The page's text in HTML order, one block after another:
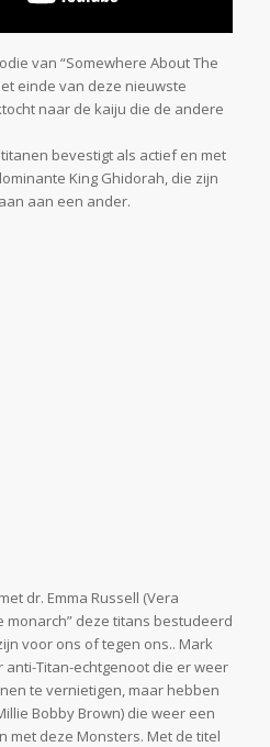
van “Somewhere About The
einde van deze nieuwste
naar de kaiju die de andere
bevestigt als actief en met
King Ghidorah, die zijn
aan een ander.
dr. Emma Russell (Vera
monarch” deze titans bestudeerd
voor ons of tegen ons.. Mark
anti-Titan-echtgenoot die er weer
te vernietigen, maar hebben
Bobby Brown) die weer een
met deze Monsters. Met de titel